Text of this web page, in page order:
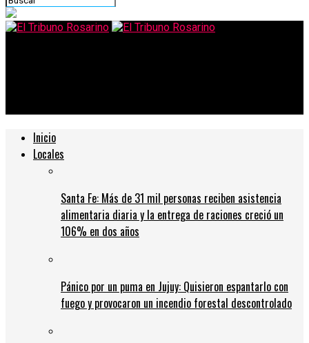
Inicio
Locales
Santa Fe: Más de 31 mil personas reciben asistencia
alimentaria diaria y la entrega de raciones creció un
106% en dos años
Pánico por un puma en Jujuy: Quisieron espantarlo con
fuego y provocaron un incendio forestal descontrolado